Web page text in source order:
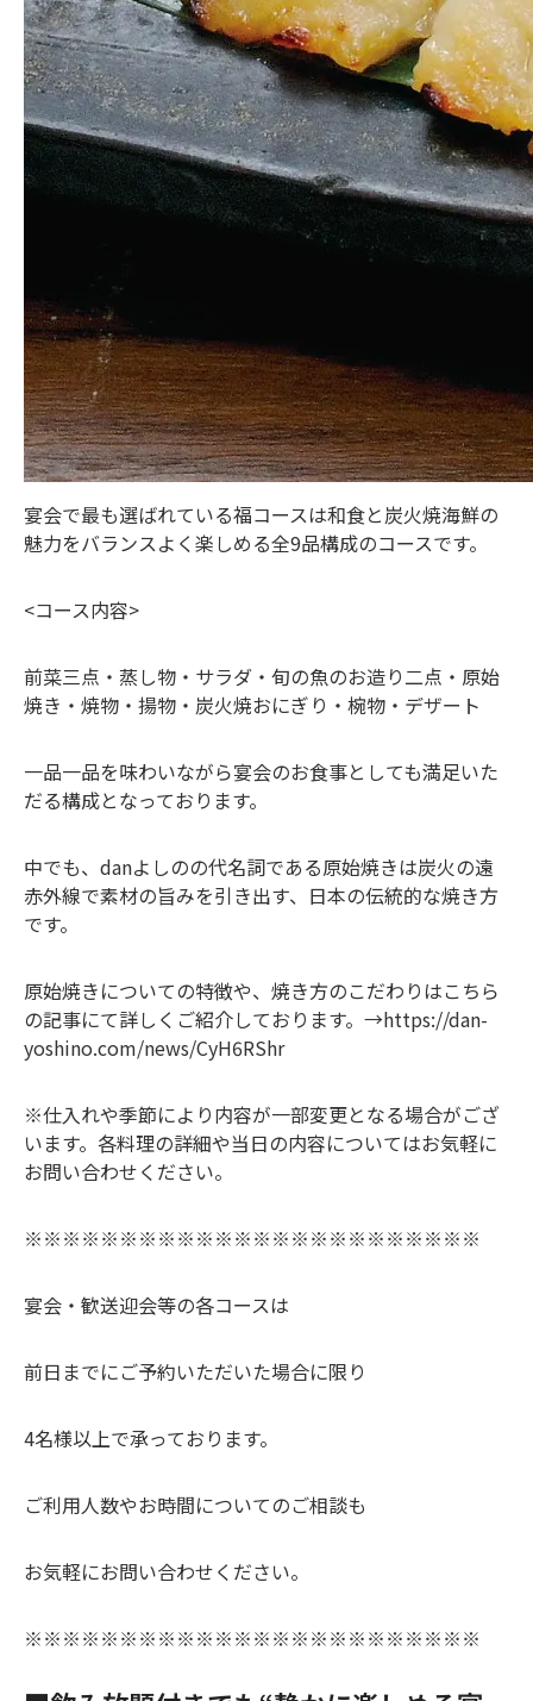
宴会で最も選ばれている福コースは和食と炭火焼海鮮の
魅力をバランスよく楽しめる全9品構成のコースです。
<コース内容>
前菜三点・蒸し物・サラダ・旬の魚のお造り二点・原始
焼き・焼物・揚物・炭火焼おにぎり・椀物・デザート
一品一品を味わいながら宴会のお食事としても満足いた
だる構成となっております。
中でも、danよしのの代名詞である原始焼きは炭火の遠
赤外線で素材の旨みを引き出す、日本の伝統的な焼き方
です。
原始焼きについての特徴や、焼き方のこだわりはこちら
の記事にて詳しくご紹介しております。→https://dan-
yoshino.com/news/CyH6RShr
※仕入れや季節により内容が一部変更となる場合がござ
います。各料理の詳細や当日の内容についてはお気軽に
お問い合わせください。
※※※※※※※※※※※※※※※※※※※※※※※※
宴会・歓送迎会等の各コースは
前日までにご予約いただいた場合に限り
4名様以上で承っております。
ご利用人数やお時間についてのご相談も
お気軽にお問い合わせください。
※※※※※※※※※※※※※※※※※※※※※※※※